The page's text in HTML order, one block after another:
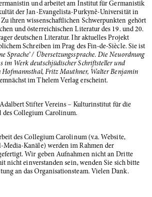
und arbeitet am Institut für Germanistik
der Jan-Evangelista-Purkyně-Universität in
ihren wissenschaftlichen Schwerpunkten gehört
und österreichischen Literatur des 19. und 20.
deutschen Literatur. Ihr aktuelles Projekt
Schreiben im Prag des Fin-de-Siècle. Sie ist
Sprache’ / Übersetzungssprache. Die Neuordnung
im Werk deutschjüdischer Schriftsteller und
Hofmannsthal, Fritz Mauthner, Walter Benjamin
im Thelem Verlag erscheint.
Stifter Vereins – Kulturinstitut für die
des Collegium Carolinum.
des Collegium Carolinum (v.a. Website,
Media-Kanäle) werden im Rahmen der
Wir geben Aufnahmen nicht an Dritte
nicht einverstanden sein, wenden Sie sich bitte
an das Organisationsteam. Vielen Dank.